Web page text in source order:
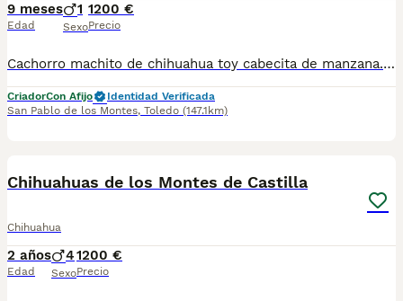
9 meses
Edad
1
Sexo
1200 €
Precio
Cachorro machito de chihuahua toy cabecita de manzana. Se entrega con 2 vacunas, 2 desparasitaciones y la inscripción del pedigree de la R.S.C.E. Hago entregas en Toledo capital y Madrid o también se puede venir a recogerlo en persona en nuestras instalaciones en Toledo y ver a los padres. Más información y vídeos al 649305707
CriadorCon Afijo
Identidad Verificada
San Pablo de los Montes, Toledo (147.1km)
Chihuahuas de los Montes de Castilla
Chihuahua
2 años
Edad
4
Sexo
1200 €
Precio